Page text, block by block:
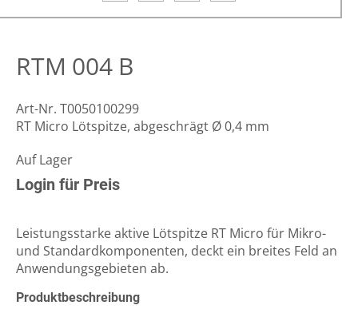
RTM 004 B
Art-Nr. T0050100299
RT Micro Lötspitze, abgeschrägt Ø 0,4 mm
Auf Lager
Login für Preis
Leistungsstarke aktive Lötspitze RT Micro für Mikro-
und Standardkomponenten, deckt ein breites Feld an
Anwendungsgebieten ab.
Produktbeschreibung